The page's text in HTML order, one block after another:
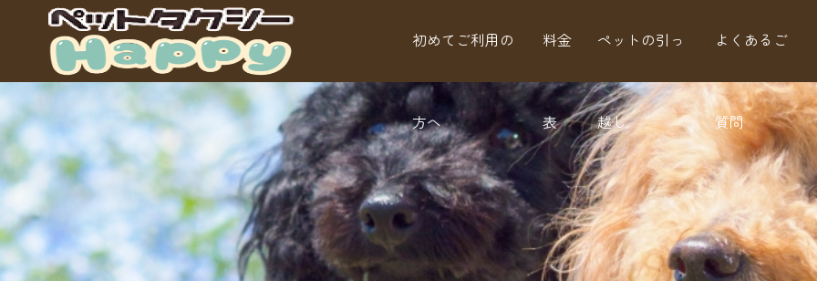
初めてご利用の
方へ
料金
表
ペットの引っ
越し
よくあるご
質問